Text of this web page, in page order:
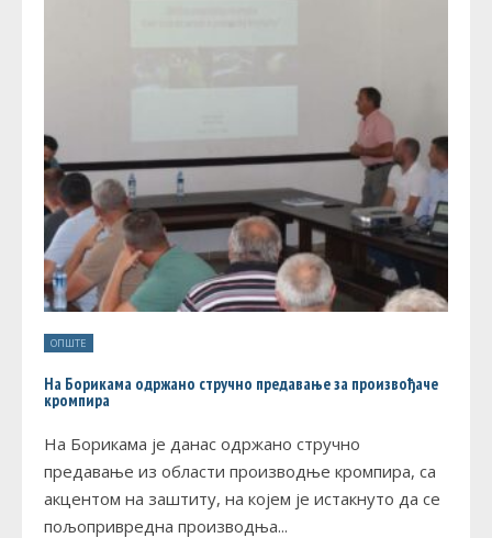
ОПШТЕ
На Борикама одржано стручно предавање за произвођаче
кромпира
На Борикама је данас одржано стручно
предавање из области производње кромпира, са
акцентом на заштиту, на којем је истакнуто да се
пољопривредна производња...